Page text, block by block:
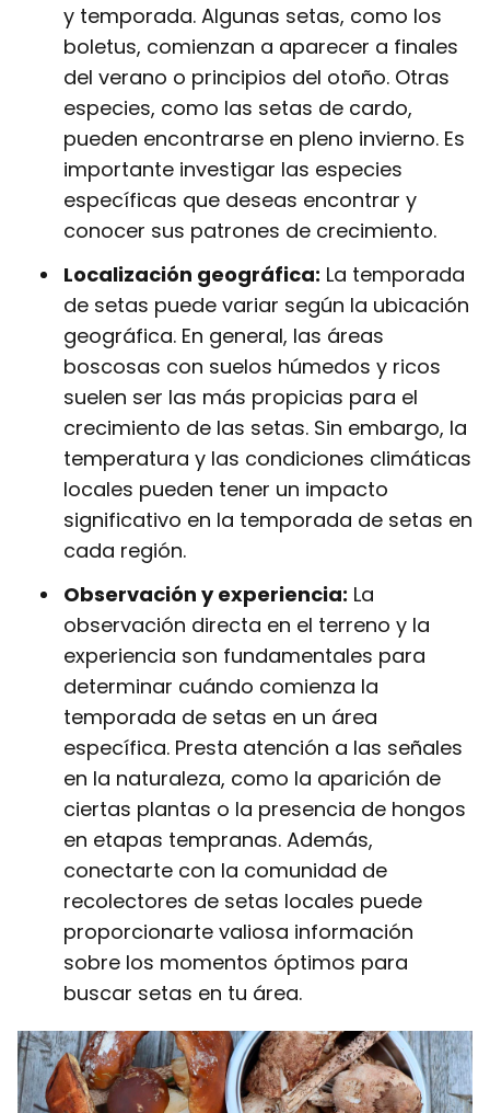
y temporada. Algunas setas, como los
boletus, comienzan a aparecer a finales
del verano o principios del otoño. Otras
especies, como las setas de cardo,
pueden encontrarse en pleno invierno. Es
importante investigar las especies
específicas que deseas encontrar y
conocer sus patrones de crecimiento.
Localización geográfica: La temporada
de setas puede variar según la ubicación
geográfica. En general, las áreas
boscosas con suelos húmedos y ricos
suelen ser las más propicias para el
crecimiento de las setas. Sin embargo, la
temperatura y las condiciones climáticas
locales pueden tener un impacto
significativo en la temporada de setas en
cada región.
Observación y experiencia: La
observación directa en el terreno y la
experiencia son fundamentales para
determinar cuándo comienza la
temporada de setas en un área
específica. Presta atención a las señales
en la naturaleza, como la aparición de
ciertas plantas o la presencia de hongos
en etapas tempranas. Además,
conectarte con la comunidad de
recolectores de setas locales puede
proporcionarte valiosa información
sobre los momentos óptimos para
buscar setas en tu área.